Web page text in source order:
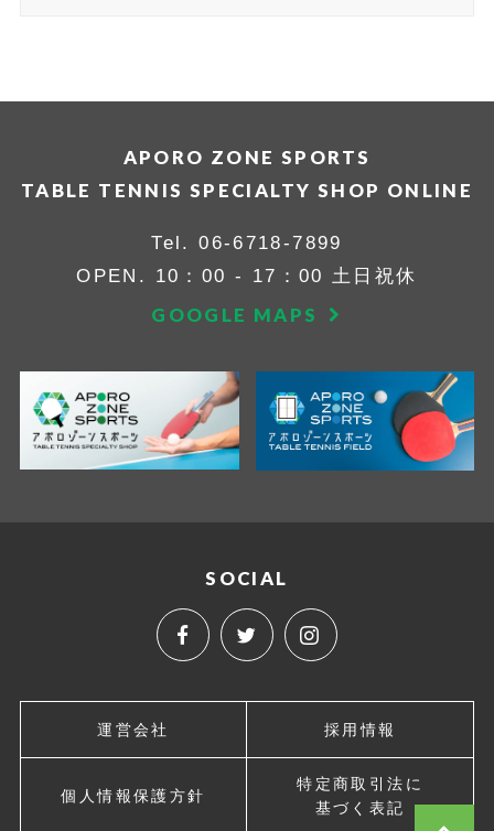
APORO ZONE SPORTS
TABLE TENNIS SPECIALTY SHOP ONLINE
Tel.06-6718-7899
OPEN. 10：00 - 17：00 土日祝休
GOOGLE MAPS
運営会社 採用情報
個人情報保護方針
特定商取引法に
基づく表記
SOCIAL